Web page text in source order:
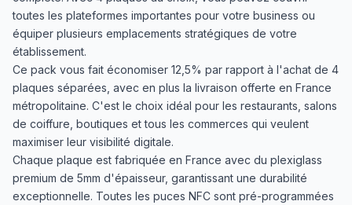
toutes les plateformes importantes pour votre business ou
équiper plusieurs emplacements stratégiques de votre
établissement.
Ce pack vous fait économiser 12,5% par rapport à l'achat de 4
plaques séparées, avec en plus la livraison offerte en France
métropolitaine. C'est le choix idéal pour les restaurants, salons
de coiffure, boutiques et tous les commerces qui veulent
maximiser leur visibilité digitale.
Chaque plaque est fabriquée en France avec du plexiglass
premium de 5mm d'épaisseur, garantissant une durabilité
exceptionnelle. Toutes les puces NFC sont pré-programmées